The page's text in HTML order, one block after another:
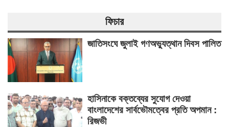
ফিচার
জাতিসংঘে জুলাই গণঅভ্যুত্থান দিবস পালিত
হাসিনাকে বক্তব্যের সুযোগ দেওয়া
বাংলাদেশের সার্বভৌমত্বের প্রতি অপমান :
রিজভী